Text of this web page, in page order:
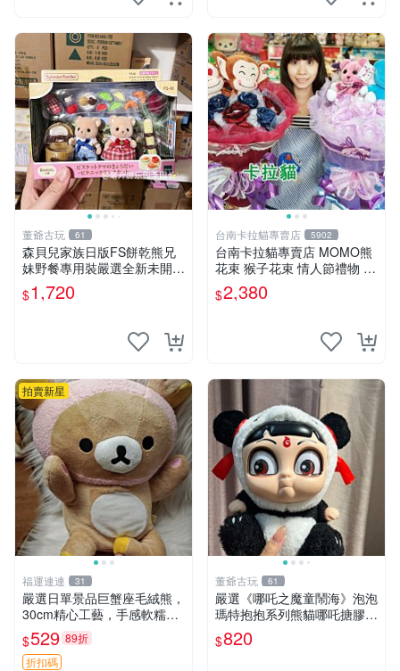
董爺古玩 61
森貝兒家族日版FS餅乾熊兄
妹野餐專用裝嚴選全新未開
封，包含兩組大童款紙盒裝，
適合收藏與分享。 餅乾熊兄
$1,720
台南卡拉貓專賣店 5902
台南卡拉貓專賣店 MOMO熊
花束 猴子花束 情人節禮物 二
選一 可繡字 可今天寄明天到
$2,380
拍賣新星
福運連連 31
嚴選日單景品巨蟹座毛絨熊，
30cm精心工藝，手感軟糯推
薦收藏送人 巨蟹座 毛絨玩具
精緻做工
$529 89折
折扣碼
董爺古玩 61
嚴選《哪吒之魔童鬧海》泡泡
瑪特抱抱系列熊貓哪吒搪膠臉
毛絨， STATE：如圖顯示 哪
吒 毛絨公仔 泡泡瑪特
$820